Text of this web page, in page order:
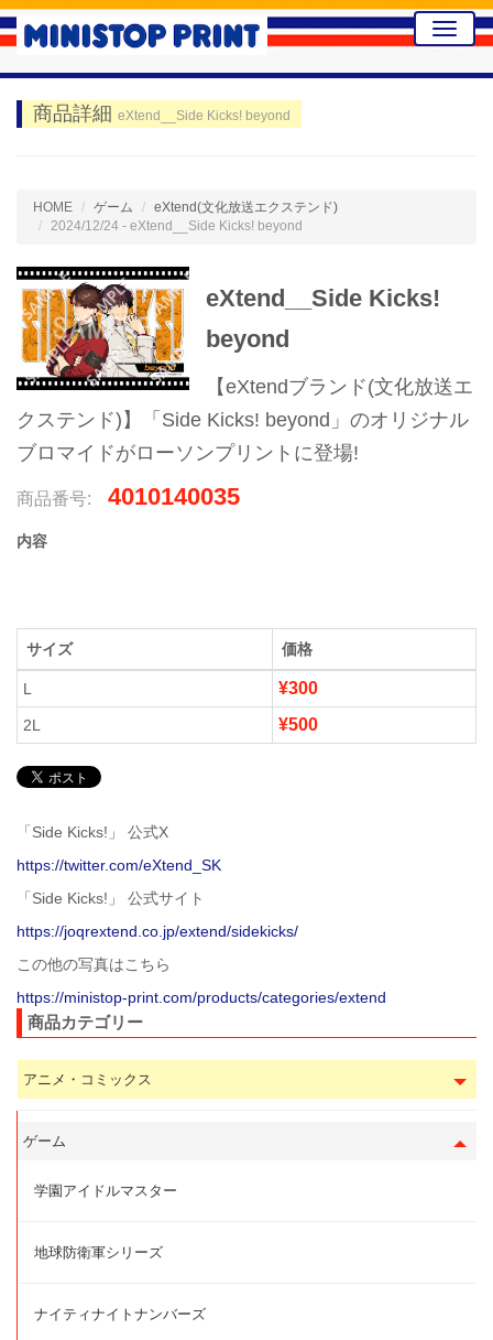
Toggle
商品詳細 eXtend__Side Kicks! beyond
HOME ゲーム
eXtend(文化放送エクステンド)
2024/12/24 - eXtend__Side Kicks! beyond
eXtend__Side Kicks!
beyond
【eXtendブランド(文化放送エ
クステンド)】「Side Kicks! beyond」のオリジナル
ブロマイドがローソンプリントに登場!
商品番号: 4010140035
内容
サイズ 価格
L ¥300
2L ¥500
「Side Kicks!」 公式X
https://twitter.com/eXtend_SK
「Side Kicks!」 公式サイト
https://joqrextend.co.jp/extend/sidekicks/
この他の写真はこちら
https://ministop-print.com/products/categories/extend
商品カテゴリー
アニメ・コミックス
ゲーム
学園アイドルマスター
地球防衛軍シリーズ
ナイティナイトナンバーズ